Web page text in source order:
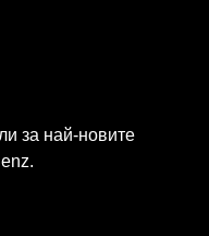
за най-новите